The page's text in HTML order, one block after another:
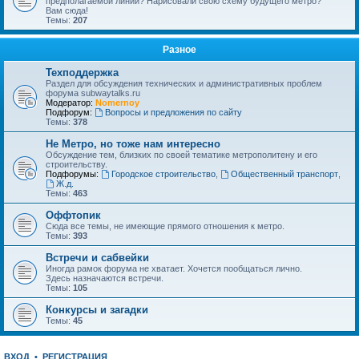
Вам сюда!
Темы: 207
Разное
Техподдержка
Раздел для обсуждения технических и административных проблем
форума subwaytalks.ru
Модератор: Nomernoy
Подфорум:
Вопросы и предложения по сайту
Темы: 378
Не Метро, но тоже нам интересно
Обсуждение тем, близких по своей тематике метрополитену и его
строительству.
Подфорумы:
Городское строительство, Общественный транспорт,
Ж.д.
Темы: 463
Оффтопик
Сюда все темы, не имеющие прямого отношения к метро.
Темы: 393
Встречи и сабвейки
Иногда рамок форума не хватает. Хочется пообщаться лично.
Здесь назначаются встречи.
Темы: 105
Конкурсы и загадки
Темы: 45
ВХОД • РЕГИСТРАЦИЯ